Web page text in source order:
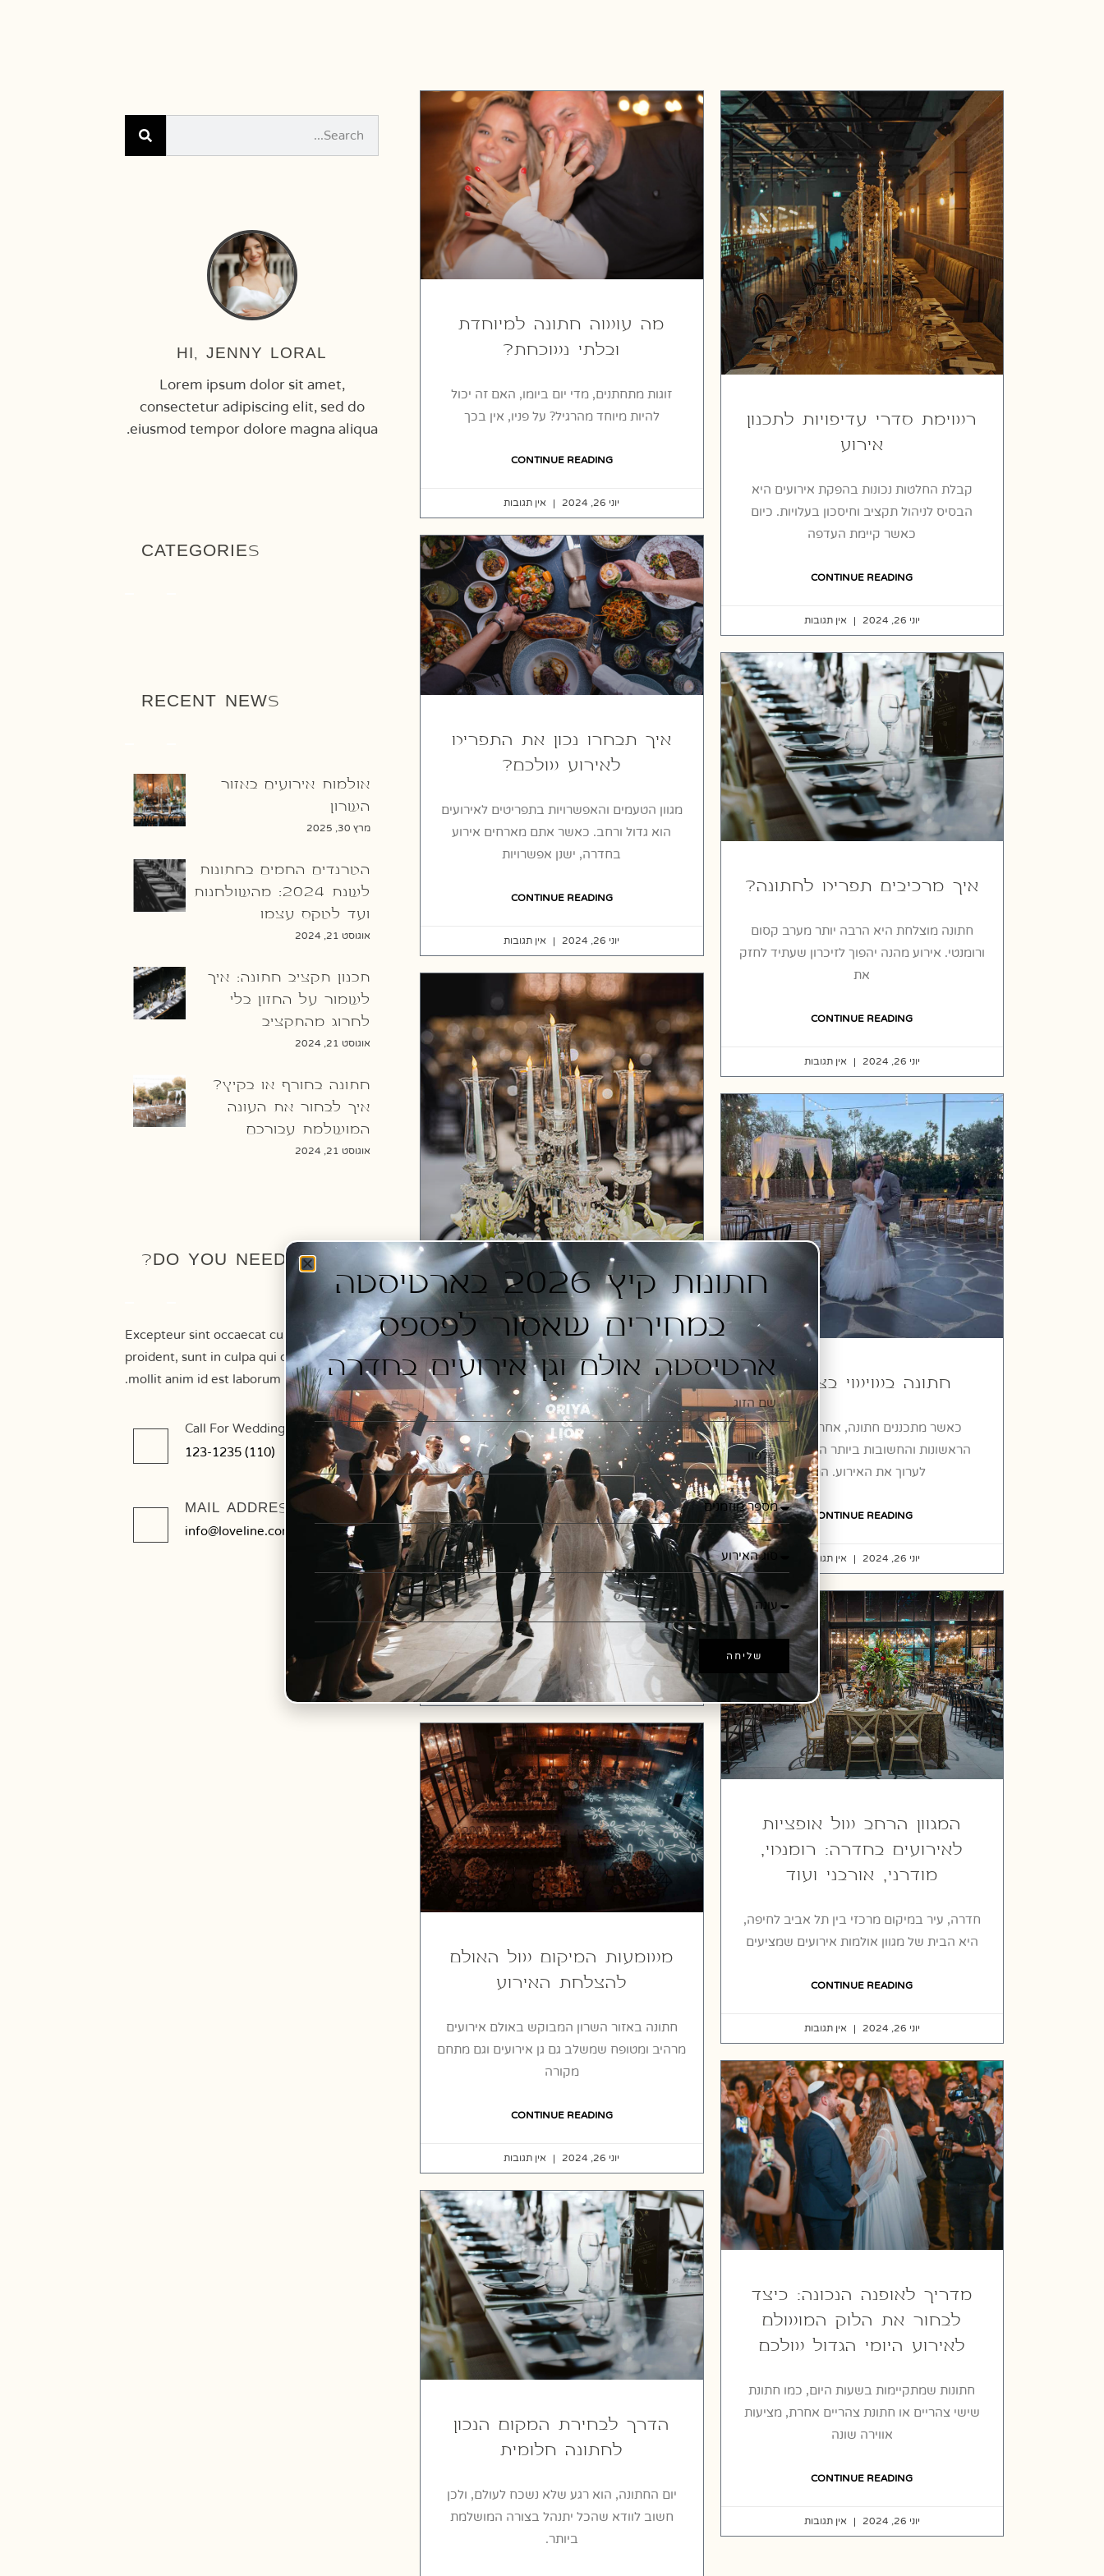
רשימת סדרי עדיפויות לתכנון
אירוע
קבלת החלטות נכונות בהפקת אירועים היא
הבסיס לניהול תקציב וחיסכון בעלויות. כיום
כאשר קיימת העדפה
CONTINUE READING
יוני 26, 2024 אין תגובות
מה עושה חתונה למיוחדת
ובלתי נשכחת?
זוגות מתחתנים, מדי יום ביומו, האם זה יכול
להיות מיוחד מהרגיל? על פניו, אין בכך
CONTINUE READING
יוני 26, 2024 אין תגובות
איך מרכיבים תפריט לחתונה?
חתונה מוצלחת היא הרבה יותר מערב קסום
ורומנטי. אירוע מהנה יהפוך לזיכרון שעתיד לחזק
את
CONTINUE READING
יוני 26, 2024 אין תגובות
איך תבחרו נכון את התפריט
לאירוע שלכם?
מגוון הטעמים והאפשרויות בתפריטים לאירועים
הוא גדול ורחב. כאשר אתם מארחים אירוע
בחדרה, ישנן אפשרויות
CONTINUE READING
יוני 26, 2024 אין תגובות
חתונה בשישי בצהריים
כאשר מתכננים חתונה, אחת ההחלטות
הראשונות והחשובות ביותר היא באיזה יום
לערוך את האירוע. הרבה
CONTINUE READING
יוני 26, 2024 אין תגובות
7 רעיונות מושלמים לעיצוב
שולחן לאירוע חתונה
בשעה טובה ומוצלחת אתם מתכננים את
שולחנות החתונה שלכם ורוצים להעניק לאורחים
שלכם חוויה של
CONTINUE READING
אין תגובות
המגוון הרחב של אופציות
לאירועים בחדרה: רומנטי,
מודרני, אורבני ועוד
חדרה, עיר במיקום מרכזי בין תל אביב לחיפה,
היא הבית של מגוון אולמות אירועים שמציעים
CONTINUE READING
יוני 26, 2024 אין תגובות
משמעות המיקום של האולם
להצלחת האירוע
חתונה באזור השרון המבוקש באולם אירועים
מרהיב ומטופח שמשלב גם גן אירועים וגם מתחם
מקורה
CONTINUE READING
יוני 26, 2024 אין תגובות
מדריך לאופנה הנכונה: כיצד
לבחור את הלוק המושלם
לאירוע היומי הגדול שלכם
חתונות שמתקיימות בשעות היום, כמו חתונת
שישי צהריים או חתונת צהריים אחרת, מציעות
אווירה שונה
CONTINUE READING
יוני 26, 2024 אין תגובות
הדרך לבחירת המקום הנכון
לחתונה חלומית
יום החתונה, הוא רגע שלא נשכח לעולם, ולכן
חשוב לוודא שהכל יתנהל בצורה המושלמת
ביותר.
HI, JENNY LORAL
Lorem ipsum dolor sit amet,
consectetur adipiscing elit, sed do
eiusmod tempor dolore magna aliqua.
CATEGORIES
RECENT NEWS
אולמות אירועים באזור
השרון
מרץ 30, 2025
הטרנדים החמים בחתונות
לשנת 2024: מהשולחנות
ועד לטקס עצמו
אוגוסט 21, 2024
תכנון תקציב חתונה: איך
לשמור על החזון בלי
לחרוג מהתקציב
אוגוסט 21, 2024
חתונה בחורף או בקיץ?
איך לבחור את העונה
המושלמת עבורכם
אוגוסט 21, 2024
DO YOU NEED HELP?
Excepteur sint occaecat cupidatat non
proident, sunt in culpa qui officia deserunt
mollit anim id est laborum.
Call For Wedding Services
(110) 123-1235
MAIL ADDRESS
info@loveline.com
חתונות קיץ 2026 בארטיסטה
במחירים שאסור לפספס
ארטיסטה אולם וגן אירועים בחדרה
שליחה